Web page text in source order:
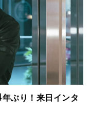
ぶり！来日インタ